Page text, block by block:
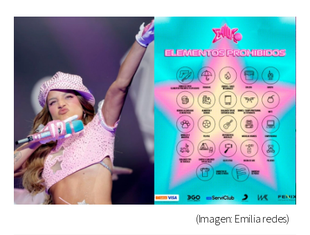
(Imagen: Emilia redes)